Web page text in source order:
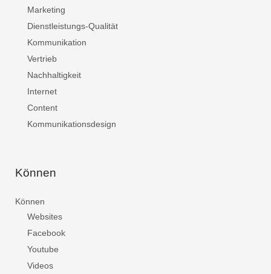
Marketing
Dienstleistungs-Qualität
Kommunikation
Vertrieb
Nachhaltigkeit
Internet
Content
Kommunikationsdesign
Können
Können
Websites
Facebook
Youtube
Videos